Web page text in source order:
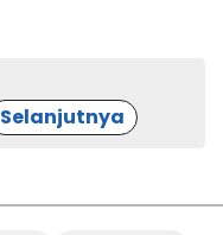
Selanjutnya